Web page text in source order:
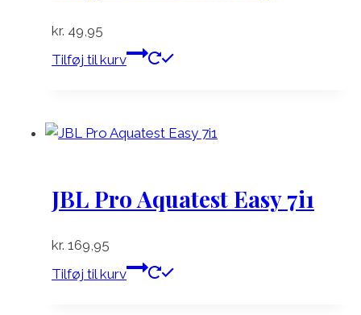
kr. 49,95
Tilføj til kurv
JBL Pro Aquatest Easy 7i1
kr. 169,95
Tilføj til kurv